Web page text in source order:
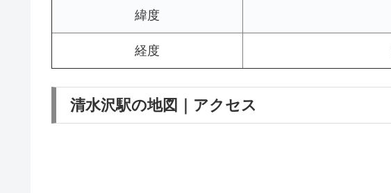
緯度
経度
清水沢駅の地図｜アクセス